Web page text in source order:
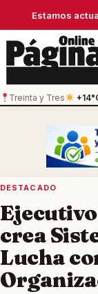
Estamos
Treinta y Tres
DESTACADO
crea
Lucha